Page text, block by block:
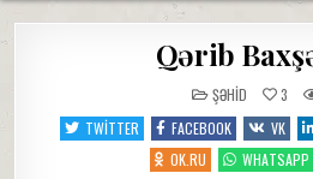
Qərib
POSTED
IN
ŞƏHID 3
TWITTER
FACEBOOK VK
OK.RU
WHATSAPP